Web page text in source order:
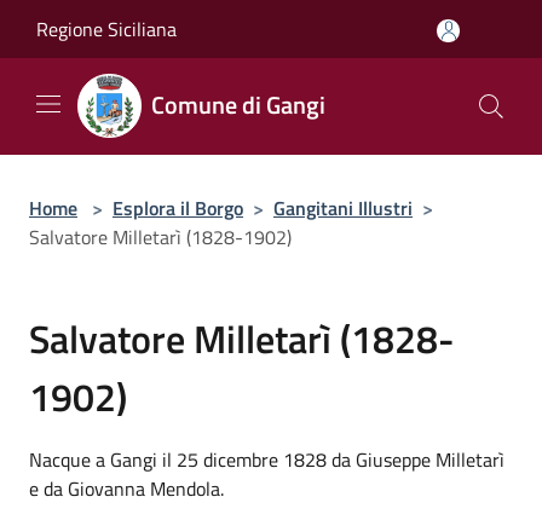
Regione Siciliana
Comune di Gangi
Home > Esplora il Borgo > Gangitani Illustri >
Salvatore Milletarì (1828-1902)
Salvatore Milletarì (1828-
1902)
Nacque a Gangi il 25 dicembre 1828 da Giuseppe Milletarì
e da Giovanna Mendola.